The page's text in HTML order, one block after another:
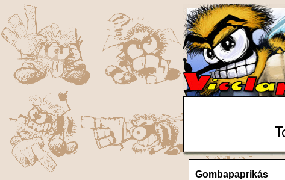
Gombapaprikás